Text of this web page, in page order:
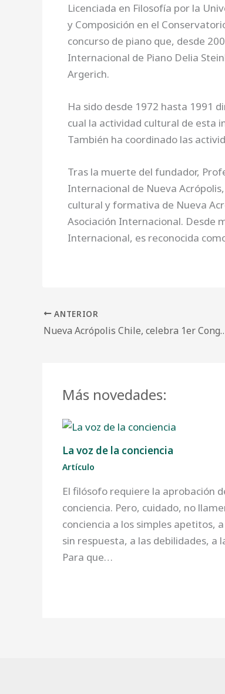
Licenciada en Filosofía por la
y Composición en el
concurso de piano que, desde
Internacional de Piano Delia
Argerich.
Ha sido desde 1972 hasta 1991
cual la actividad cultural de esta
También ha coordinado las
Tras la muerte del fundador,
Internacional de Nueva
cultural y formativa de Nueva
Asociación Internacional. Desde
Internacional, es reconocida
ANTERIOR
Nueva Acrópolis Chile, celebra 1er
Más novedades:
La voz de la conciencia
Artículo
El filósofo requiere la aprobación
conciencia. Pero, cuidado, no
conciencia a los simples apetitos,
sin respuesta, a las debilidades, a
Para que…